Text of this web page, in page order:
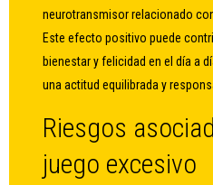
neurotransmisor relacionado
Este efecto positivo puede
bienestar y felicidad en el día a
una actitud equilibrada y
Riesgos
juego excesivo